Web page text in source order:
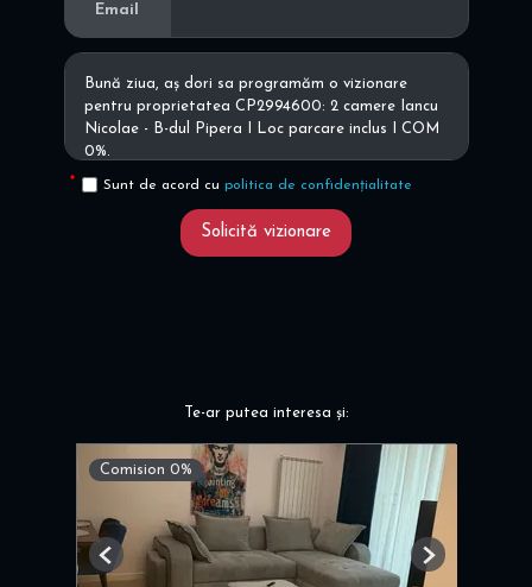
Email
Sunt de acord cu politica de confidențialitate
Solicită vizionare
Te-ar putea interesa și:
Comision 0%
Previous Next